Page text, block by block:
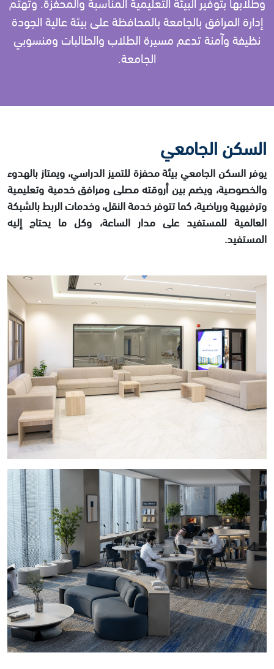
إدارة المرافق بالجامعة بالمحافظة على بيئة عالية الجودة
نظيفة وآمنة تدعم مسيرة الطلاب والطالبات ومنسوبي
الجامعة.
السكن الجامعي
يوفر السكن الجامعي بيئة محفزة للتميز الدراسي، ويمتاز بالهدوء
والخصوصية، ويضم بين أروقته مصلى ومرافق خدمية وتعليمية
وترفيهية ورياضية، كما تتوفر خدمة النقل، وخدمات الربط بالشبكة
العالمية للمستفيد على مدار الساعة، وكل ما يحتاج إليه
المستفيد.